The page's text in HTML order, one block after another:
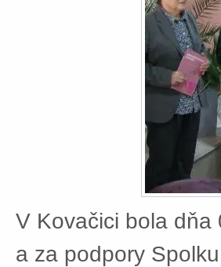
V Kovačici bola dňa
a za podpory